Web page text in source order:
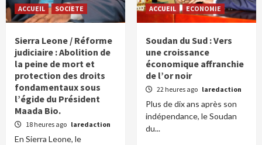
ACCUEIL SOCIETE
Sierra Leone / Réforme
judiciaire : Abolition de
la peine de mort et
protection des droits
fondamentaux sous
l’égide du Président
Maada Bio.
18 heures ago laredaction
En Sierra Leone, le
ACCUEIL ECONOMIE
Soudan du Sud : Vers
une croissance
économique affranchie
de l’or noir
22 heures ago laredaction
Plus de dix ans après son
indépendance, le Soudan
du...